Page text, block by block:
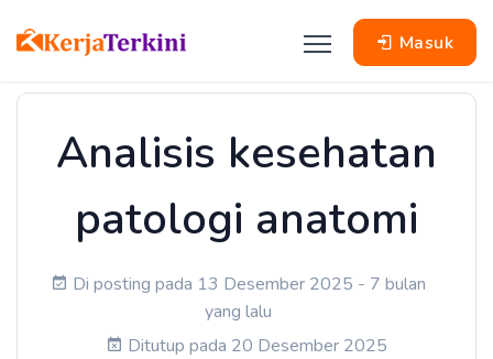
Masuk
Analisis kesehatan
patologi anatomi
Di posting pada 13 Desember 2025 - 7 bulan
yang lalu
Ditutup pada 20 Desember 2025